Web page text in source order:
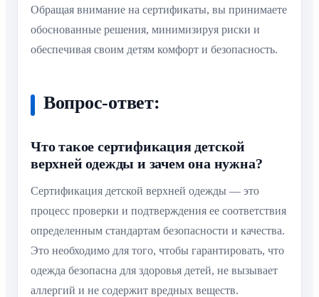
Обращая внимание на сертификаты, вы принимаете
обоснованные решения, минимизируя риски и
обеспечивая своим детям комфорт и безопасность.
Вопрос-ответ:
Что такое сертификация детской
верхней одежды и зачем она нужна?
Сертификация детской верхней одежды — это
процесс проверки и подтверждения ее соответствия
определенным стандартам безопасности и качества.
Это необходимо для того, чтобы гарантировать, что
одежда безопасна для здоровья детей, не вызывает
аллергий и не содержит вредных веществ.